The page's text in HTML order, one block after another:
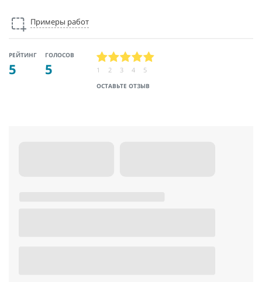
Примеры работ
РЕЙТИНГ
5
ГОЛОСОВ
5
ОСТАВЬТЕ ОТЗЫВ
1 2 3 4 5